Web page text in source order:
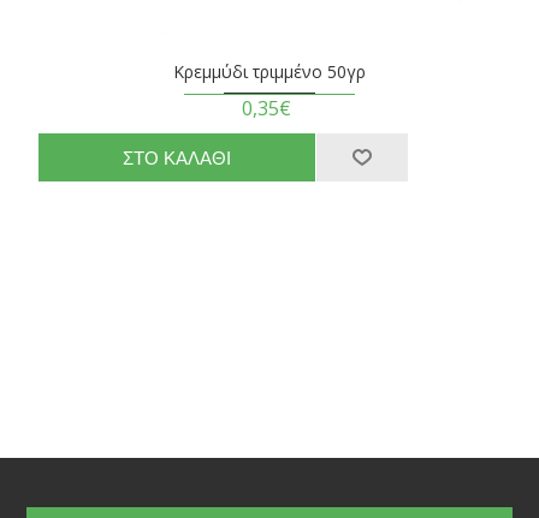
Κρεμμύδι τριμμένο 50γρ
0,35€